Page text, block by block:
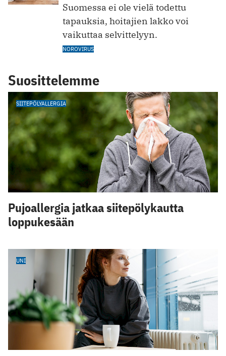
Suomessa ei ole v ielä todettu
tapauksia, hoitajien lakko voi
vaikuttaa selvittelyyn.
NOROVIRUS
Suosittelemme
SIITEPÖLYALLERGIA
Pujoallergia jatkaa siitepölykautta
loppukesään
UNI